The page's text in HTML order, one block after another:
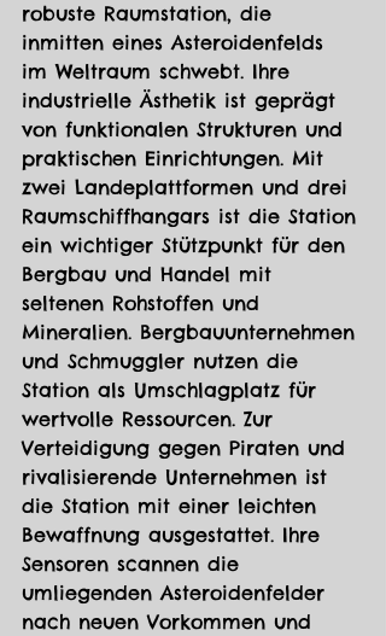
robuste Raumstation, die
inmitten eines Asteroidenfelds
im Weltraum schwebt. Ihre
industrielle Ästhetik ist geprägt
von funktionalen Strukturen und
praktischen Einrichtungen. Mit
zwei Landeplattformen und drei
Raumschiffhangars ist die Station
ein wichtiger Stützpunkt für den
Bergbau und Handel mit
seltenen Rohstoffen und
Mineralien. Bergbauunternehmen
und Schmuggler nutzen die
Station als Umschlagplatz für
wertvolle Ressourcen. Zur
Verteidigung gegen Piraten und
rivalisierende Unternehmen ist
die Station mit einer leichten
Bewaffnung ausgestattet. Ihre
Sensoren scannen die
umliegenden Asteroidenfelder
nach neuen Vorkommen und